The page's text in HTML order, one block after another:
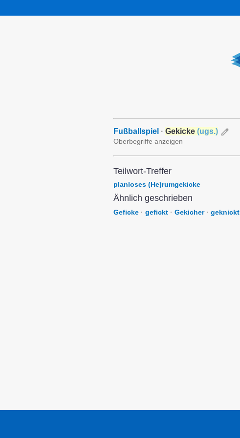
Fußballspiel · Gekicke (ugs.)
Oberbegriffe anzeigen
Teilwort-Treffer
planloses (He)rumgekicke
Ähnlich geschrieben
Geficke · gefickt · Gekicher · geknickt